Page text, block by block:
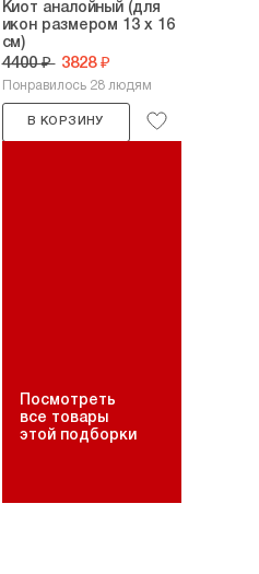
Киот аналойный (для
икон размером 13 х 16
см)
4400 ₽ 3828 ₽
Понравилось 28 людям
В КОРЗИНУ
Посмотреть
все товары
этой подборки